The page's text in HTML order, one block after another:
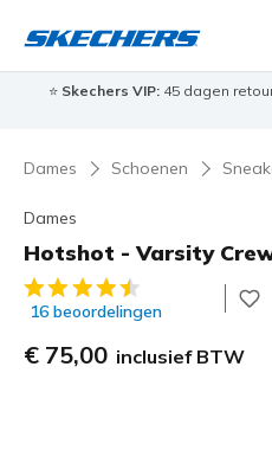
⭐ Skechers VIP:45 dagen
Dames Schoenen
Dames
Hotshot - Varsity
3,4 van de 5
16 beoordelingen
€ 75,00 inclusief BTW